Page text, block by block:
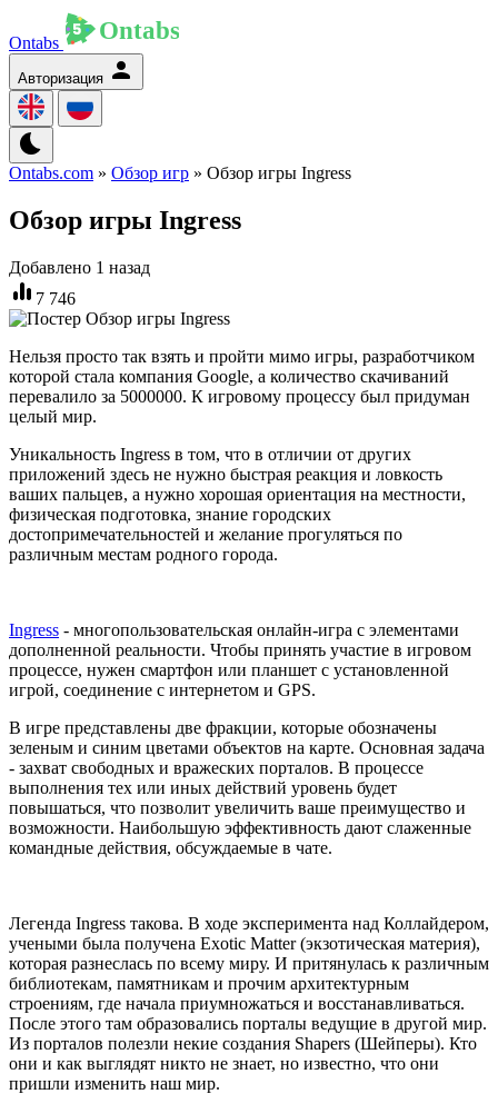
Ontabs
Авторизация
Ontabs.com » Обзор игр » Обзор игры Ingress
Обзор игры Ingress
Добавлено 1 назад
7 746
Нельзя просто так взять и пройти мимо игры, разработчиком
которой стала компания Google, а количество скачиваний
перевалило за 5000000. К игровому процессу был придуман
целый мир.
Уникальность Ingress в том, что в отличии от других
приложений здесь не нужно быстрая реакция и ловкость
ваших пальцев, а нужно хорошая ориентация на местности,
физическая подготовка, знание городских
достопримечательностей и желание прогуляться по
различным местам родного города.
Ingress - многопользовательская онлайн-игра с элементами
дополненной реальности. Чтобы принять участие в игровом
процессе, нужен смартфон или планшет с установленной
игрой, соединение с интернетом и GPS.
В игре представлены две фракции, которые обозначены
зеленым и синим цветами объектов на карте. Основная задача
- захват свободных и вражеских порталов. В процессе
выполнения тех или иных действий уровень будет
повышаться, что позволит увеличить ваше преимущество и
возможности. Наибольшую эффективность дают слаженные
командные действия, обсуждаемые в чате.
Легенда Ingress такова. В ходе эксперимента над Коллайдером,
учеными была получена Exotic Matter (экзотическая материя),
которая разнеслась по всему миру. И притянулась к различным
библиотекам, памятникам и прочим архитектурным
строениям, где начала приумножаться и восстанавливаться.
После этого там образовались порталы ведущие в другой мир.
Из порталов полезли некие создания Shapers (Шейперы). Кто
они и как выглядят никто не знает, но известно, что они
пришли изменить наш мир.